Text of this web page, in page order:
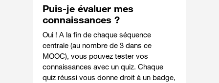
Puis-je évaluer mes
connaissances ?
Oui ! A la fin de chaque séquence
centrale (au nombre de 3 dans ce
MOOC), vous pouvez tester vos
connaissances avec un quiz. Chaque
quiz réussi vous donne droit à un badge,